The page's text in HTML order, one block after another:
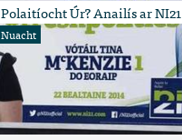
Polaitíocht Úr? Anailís ar NI21
Nuacht